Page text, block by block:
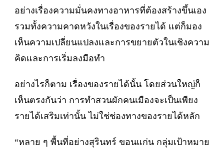
อย่างเรื่องความมั่นคงทางอาหารที่ต้องสร้างขึ้นเอง
รวมทั้งความคาดหวังในเรื่องของรายได้ แต่ก็มอง
เห็นความเปลี่ยนแปลงและการขยายตัวในเชิงความ
คิดและการเริ่มลงมือทำ
อย่างไรก็ตาม เรื่องของรายได้นั้น โดยส่วนใหญ่ก็
เห็นตรงกันว่า การทำสวนผักคนเมืองจะเป็นเพียง
รายได้เสริมเท่านั้น ไม่ใช่ช่องทางของรายได้หลัก
“หลาย ๆ พื้นที่อย่างสุรินทร์ ขอนแก่น กลุ่มเป้าหมาย